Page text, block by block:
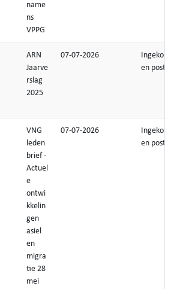
name
ns
VPPG
ARN
Jaarve
rslag
2025
07-07-2026
Ingekom
en post
VNG
leden
brief -
Actuel
e
ontwi
kkelin
gen
asiel
en
migra
tie 28
mei
07-07-2026
Ingekom
en post